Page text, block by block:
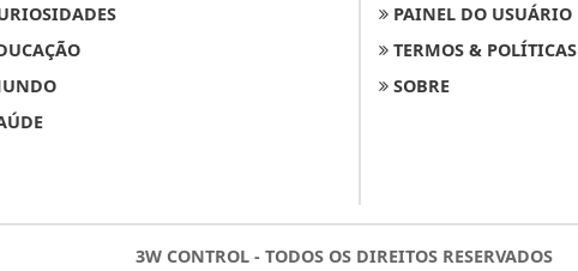
PAINEL DO USUÁRIO
TERMOS & POLÍTICAS
SOBRE
3W CONTROL - TODOS OS DIREITOS RESERVADOS